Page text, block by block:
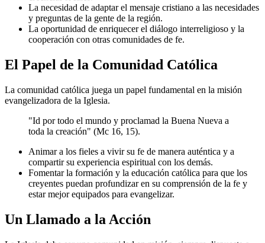
La necesidad de adaptar el mensaje cristiano a las necesidades
y preguntas de la gente de la región.
La oportunidad de enriquecer el diálogo interreligioso y la
cooperación con otras comunidades de fe.
El Papel de la Comunidad Católica
La comunidad católica juega un papel fundamental en la misión
evangelizadora de la Iglesia.
"Id por todo el mundo y proclamad la Buena Nueva a
toda la creación" (Mc 16, 15).
Animar a los fieles a vivir su fe de manera auténtica y a
compartir su experiencia espiritual con los demás.
Fomentar la formación y la educación católica para que los
creyentes puedan profundizar en su comprensión de la fe y
estar mejor equipados para evangelizar.
Un Llamado a la Acción